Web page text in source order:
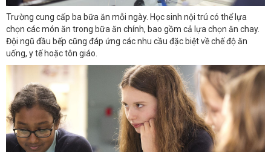
Trường cung cấp ba bữa ăn mỗi ngày. Học sinh nội trú có thể lựa
chọn các món ăn trong bữa ăn chính, bao gồm cả lựa chọn ăn chay.
Đội ngũ đầu bếp cũng đáp ứng các nhu cầu đặc biệt về chế độ ăn
uống, y tế hoặc tôn giáo.